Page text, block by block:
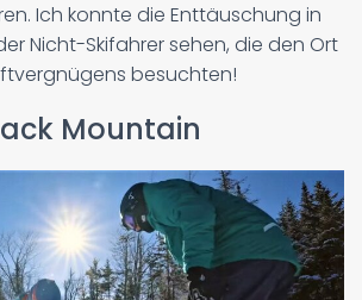
Ich konnte die Enttäuschung in
Nicht-Skifahrer sehen, die den Ort
besuchten!
Mountain